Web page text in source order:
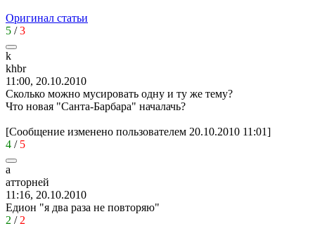
Оригинал статьи
5 /3
k
khbr
11:00, 20.10.2010
Сколько можно мусировать одну и ту же тему?
Что новая "Санта-Барбара" началачь?
[Сообщение изменено пользователем 20.10.2010 11:01]
4 / 5
а
атторней
11:16, 20.10.2010
Едион "я два раза не повторяю"
2 / 2